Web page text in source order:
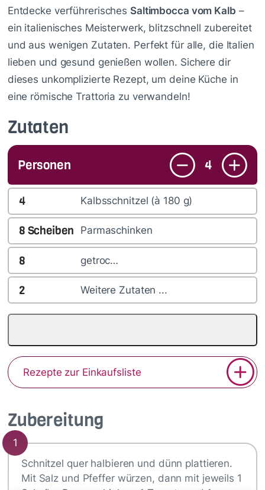
Zubereitung
1
Schnitzel quer halbieren und dünn plattieren.
Mit Salz und Pfeffer würzen, dann mit jeweils 1
Entdecke verführerisches Saltimbocca vom Kalb –
ein italienisches Meisterwerk, blitzschnell zubereitet
und aus wenigen Zutaten. Perfekt für alle, die Italien
lieben und gesund genießen wollen. Sichere dir
dieses unkomplizierte Rezept, um deine Küche in
eine römische Trattoria zu verwandeln!
Zutaten
Personen 4
4 Kalbsschnitzel (à 180 g)
8 Scheiben Parmaschinken
8 getroc…
2 Weitere Zutaten ...
Rezepte zur Einkaufsliste